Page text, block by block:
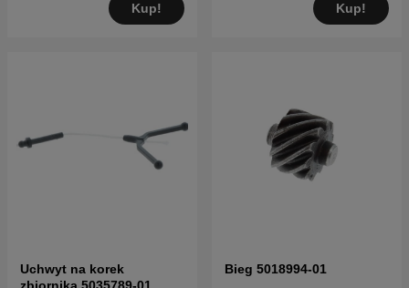
Kup! Kup!
Uchwyt na korek
Bieg 5018994-01